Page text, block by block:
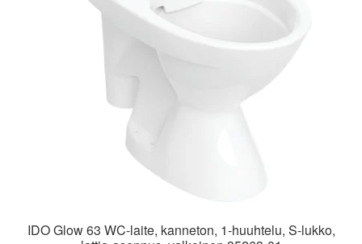
IDO Glow 63 WC-laite, kanneton, 1-huuhtelu, S-lukko,